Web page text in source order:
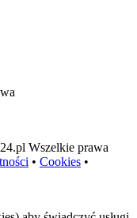
Wszelkie prawa
• Cookies •